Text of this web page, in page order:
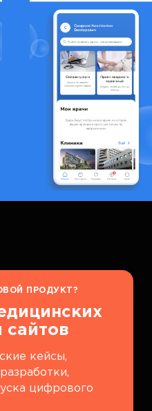
ПРОДУКТ?
сайтов
кейсы,
цифрового